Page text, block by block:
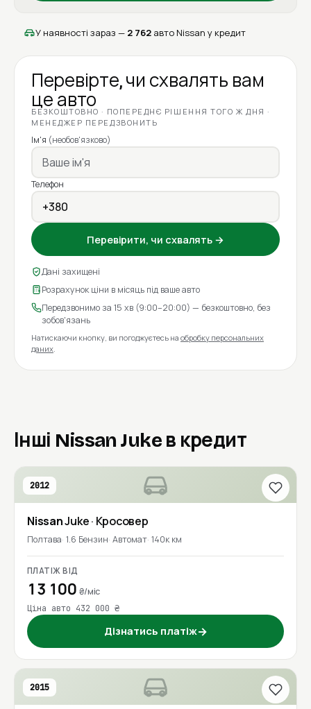
У наявності зараз — 2 762 авто Nissan у кредит
Перевірте, чи схвалять вам
це авто
БЕЗКОШТОВНО · ПОПЕРЕДНЄ РІШЕННЯ ТОГО Ж ДНЯ ·
МЕНЕДЖЕР ПЕРЕДЗВОНИТЬ
Ім'я (необов'язково)
Телефон
Перевірити, чи схвалять →
Дані захищені
Розрахунок ціни в місяць під ваше авто
Передзвонимо за 15 хв (9:00–20:00) — безкоштовно, без
зобов'язань
Натискаючи кнопку, ви погоджуєтесь на обробку персональних
даних.
Інші Nissan Juke в кредит
2012
NissanJuke· Кросовер
Полтава 1.6 Бензин Автомат 140к км
ПЛАТІЖ ВІД
13 100 ₴/міс
Ціна авто 432 000 ₴
Дізнатись платіж→
2015